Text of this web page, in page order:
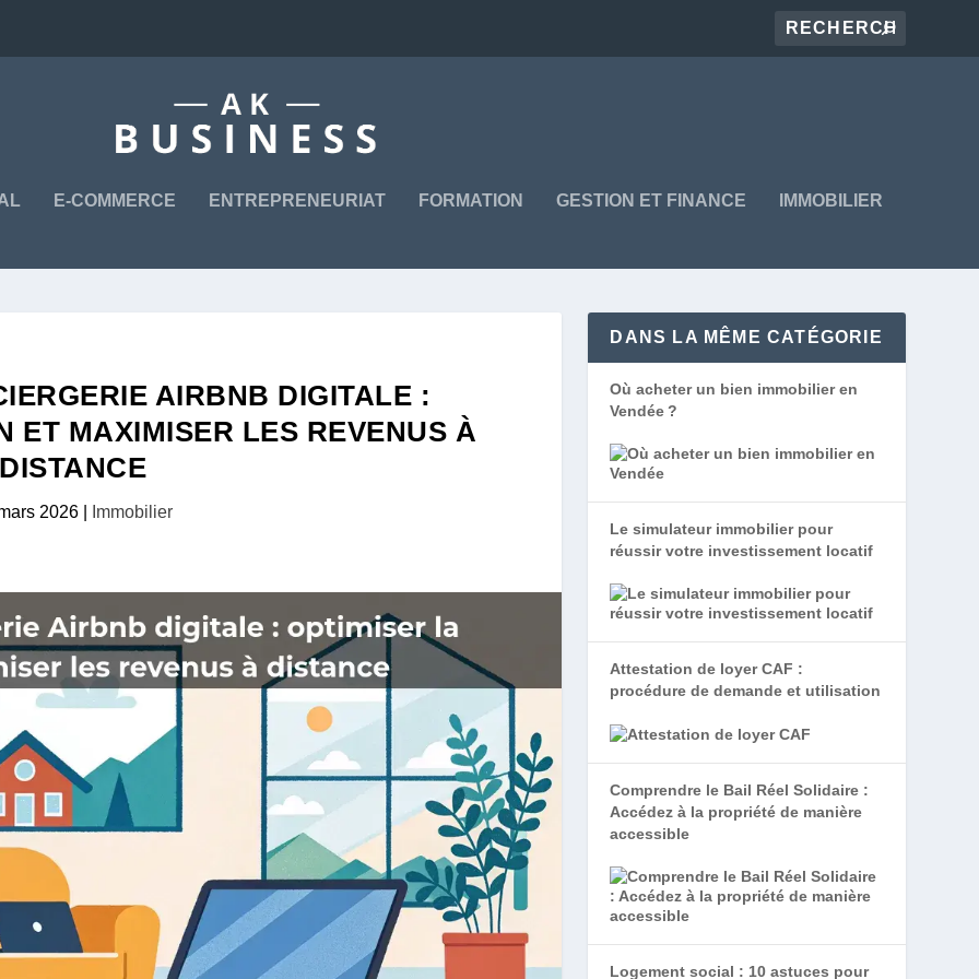
E-COMMERCE ENTREPRENEURIAT FORMATION GESTION ET FINANCE IMMOBILIER
AIRBNB DIGITALE :
ET MAXIMISER LES REVENUS À
DISTANCE
2026 Immobilier
DANS LA MÊME CATÉGORIE
Où acheter un bien immobilier en
Vendée ?
Le simulateur immobilier pour
réussir votre investissement locatif
Attestation de loyer CAF :
procédure de demande et utilisation
Comprendre le Bail Réel Solidaire :
Accédez à la propriété de manière
accessible
Logement social : 10 astuces pour